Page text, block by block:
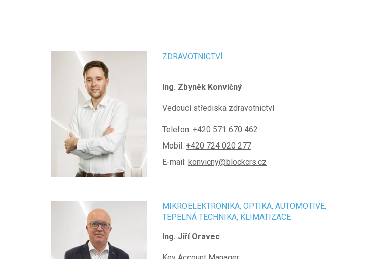
ZDRAVOTNICTVÍ
Ing. Zbyněk Konvičný
Vedoucí střediska zdravotnictví
Telefon: +420 571 670 462
Mobil: +420 724 020 277
E-mail: konvicny@blockcrs.cz
MIKROELEKTRONIKA, OPTIKA, AUTOMOTIVE,
TEPELNÁ TECHNIKA, KLIMATIZACE
Ing. Jiří Oravec